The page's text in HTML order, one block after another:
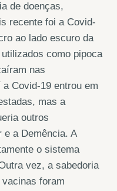
de doenças,
recente foi a Covid-
ao lado escuro da
como pipoca
nas
Covid-19 entrou em
mas a
outros
e a Demência. A
o sistema
vez, a sabedoria
foram